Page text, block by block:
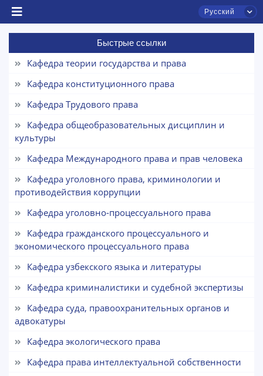
Русский
Быстрые ссылки
Кафедра теории государства и права
Кафедра конституционного права
Кафедра Трудового права
Кафедра общеобразовательных дисциплин и
культуры
Кафедра Международного права и прав человека
Кафедра уголовного права, криминологии и
противодействия коррупции
Кафедра уголовно-процессуального права
Кафедра гражданского процессуального и
экономического процессуального права
Кафедра узбекского языка и литературы
Кафедра криминалистики и судебной экспертизы
Кафедра суда, правоохранительных органов и
адвокатуры
Кафедра экологического права
Кафедра права интеллектуальной собственности
Чат приёмной комиссии ТГЮУ
Онлайн
Здравствуйте! Добро пожаловать в чат приёмной
комиссии ТГЮУ.
Оставляйте здесь свои обращения по
вопросам приёма.
конкретные вопросы: